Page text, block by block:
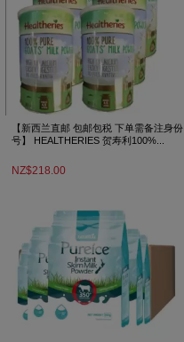
【新西兰直邮 包邮包税 下单需备注身份
号】 HEALTHERIES 贺寿利100%...
NZ$218.00